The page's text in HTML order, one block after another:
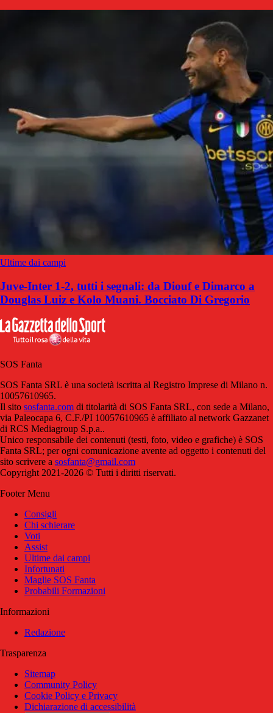
Ultime dai campi
Juve-Inter 1-2, tutti i segnali: da Diouf e Dimarco a
Douglas Luiz e Kolo Muani. Bocciato Di Gregorio
SOS Fanta
SOS Fanta SRL è una società iscritta al Registro Imprese di Milano n.
10057610965.
Il sito sosfanta.com di titolarità di SOS Fanta SRL, con sede a Milano,
via Paleocapa 6, C.F./PI 10057610965 è affiliato al network Gazzanet
di RCS Mediagroup S.p.a..
Unico responsabile dei contenuti (testi, foto, video e grafiche) è SOS
Fanta SRL; per ogni comunicazione avente ad oggetto i contenuti del
sito scrivere a sosfanta@gmail.com
Copyright 2021-2026 © Tutti i diritti riservati.
Footer Menu
Consigli
Chi schierare
Voti
Assist
Ultime dai campi
Infortunati
Maglie SOS Fanta
Probabili Formazioni
Informazioni
Redazione
Trasparenza
Sitemap
Community Policy
Cookie Policy e Privacy
Dichiarazione di accessibilità